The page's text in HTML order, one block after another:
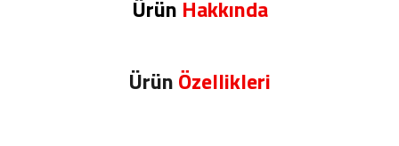
Ürün Hakkında
ÜrünÖzellikleri